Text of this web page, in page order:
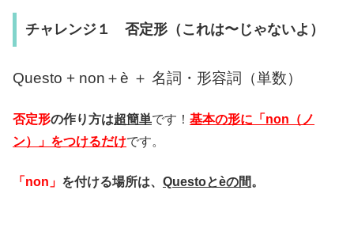
チャレンジ１ 否定形（これは〜じゃないよ）
Questo + non＋è ＋ 名詞・形容詞（単数）
否定形の作り方は超簡単です！ 基本の形に「non（ノ
ン）」をつけるだけです。
「non」 を付ける場所は、 Questoとèの間。